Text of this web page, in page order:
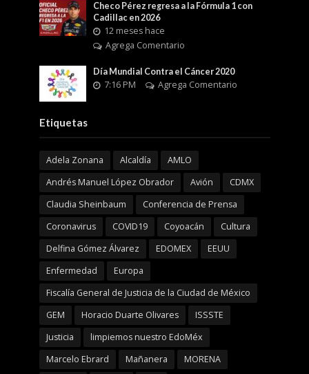
Checo Pérez regresa a la Fórmula 1 con
Cadillac en 2026
12 meses hace
Agrega Comentario
Día Mundial Contra el Cáncer 2020
7:16 PM Agrega Comentario
Etiquetas
Adela Zonana Alcaldía
AMLO
Andrés Manuel López Obrador
Avión
CDMX
Claudia Sheinbaum
Conferencia de Prensa
Coronavirus
COVID19 Coyoacán
Cultura
Delfina Gómez Álvarez
EDOMEX
EEUU
Enfermedad
Europa
Fiscalía General de Justicia de la Ciudad de México
GEM
Horacio Duarte Olivares
ISSSTE
Justicia
limpiemos nuestro EdoMéx
Marcelo Ebrard
Mañanera
MORENA